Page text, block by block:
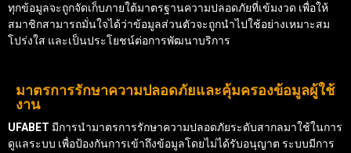
ทุกข้อมูลจะถูกจัดเก็บภายใต้มาตรฐานความปลอดภัยที่เข้มงวด เพื่อให้
สมาชิกสามารถมั่นใจได้ว่าข้อมูลส่วนตัวจะถูกนำไปใช้อย่างเหมาะสม
โปร่งใส และเป็นประโยชน์ต่อการพัฒนาบริการ
มาตรการรักษาความปลอดภัยและคุ้มครองข้อมูลผู้ใช้
งาน
UFABET มีการนำมาตรการรักษาความปลอดภัยระดับสากลมาใช้ในการ
ดูแลระบบ เพื่อป้องกันการเข้าถึงข้อมูลโดยไม่ได้รับอนุญาต ระบบมีการ